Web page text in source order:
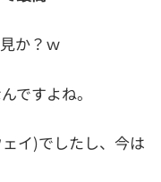
か？ｗ
ですよね。
イ)でしたし、今は